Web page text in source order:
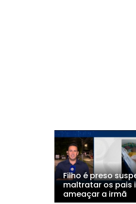
Filho é preso
maltratar os pais
ameaçar a irmã